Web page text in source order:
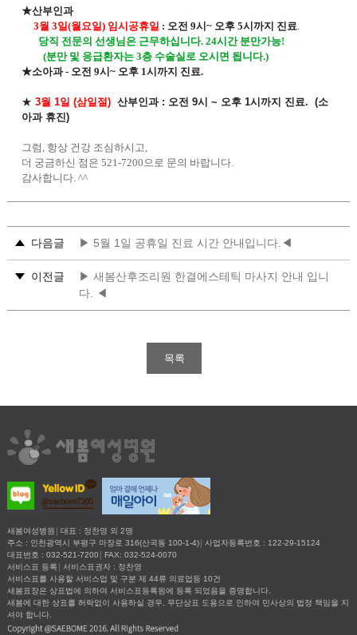
★산부인과
3월 3일(월요일) 임시공휴일 : 오전 9시~ 오후 5시까지 진료.
당직 전문의 선생님은 근무하십니다. 24시간 분만가능!
(분만 및 응급환자는 3층 수술실로 오시면 됩니다.)
★소아과 - 오전 9시~ 오후 1시까지 진료.
★ 3월 1일 (삼일절)산부인과 : 오전 9시 ~ 오후 1시까지 진료. (소
아과 휴진)
그럼, 항상 건강 조심하시고,
더 궁금하신 점은 521-7200으로 문의 바랍니다.
감사합니다. ^^
다음글 ▶ 5월 1일 공휴일 진료 시간 안내입니다.◀
이전글
▶ 새봄산후조리원 한결에스테틱 마사지 안내 입니
다. ◀
목록
새봄여성병원
대표 : 정찬영 외 2명
주소 : 인천광역시 부평구 마장로 316(산곡동 100-1-4)
사업자등록번호 : 122-29-15124
대표번호 : 032-521-7200
FAX: 032-524-0070
서비스표 등록
서비스표권자 : 정찬영
서비스표를 사용할 서비스업 및 구분 제 44류 의료업등 10건
새봄표장은 상표법에 의하여 서비스표등록원에 등록 되었음을 증명합니다.
새봄에 대한 상표를 허락없이 사용하실 경우, 무단상표 도용으로 인하여 민사상의 법정 책임을 지
셔야 합니다.